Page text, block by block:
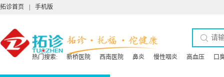
拓诊首页 手机版
热门搜索: 新桥医院 西南医院 鼻炎 慢性咽炎 高血压 口